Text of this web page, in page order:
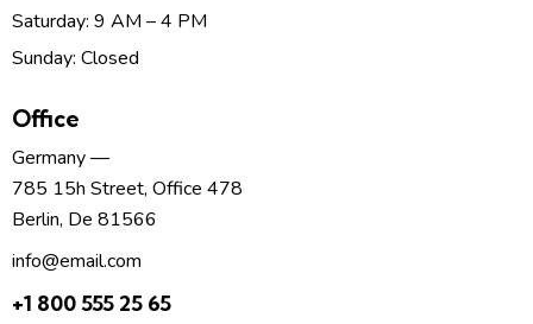
Saturday: 9 AM – 4 PM
Sunday: Closed
Office
Germany —
785 15h Street, Office 478
Berlin, De 81566
info@email.com
+1 800 555 25 65